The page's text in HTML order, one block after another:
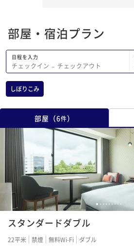
過ごすことができ、また機会があればぜ
部屋・宿泊プラン
日程を入力
チェックイン − チェックアウト
しぼりこみ
部屋 （6件）
1 23456789
スタンダードダブル
22平米 禁煙 無料Wi-Fi ダブル